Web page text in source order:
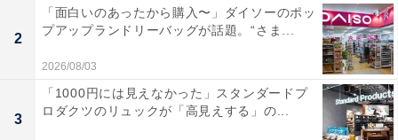
2
「面白いのあったから購入〜」ダイソーのポッ
プアップランドリーバッグが話題。“さま...
2026/08/03
3
「1000円には見えなかった」スタンダードプ
ロダクツのリュックが「高見えする」の...